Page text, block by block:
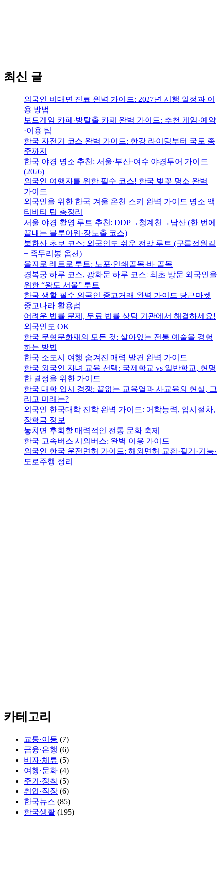
최신 글
외국인 비대면 진료 완벽 가이드: 2027년 시행 일정과 이
용 방법
보드게임 카페·방탈출 카페 완벽 가이드: 추천 게임·예약
·이용 팁
한국 자전거 코스 완벽 가이드: 한강 라이딩부터 국토 종
주까지
한국 야경 명소 추천: 서울·부산·여수 야경투어 가이드
(2026)
외국인 여행자를 위한 필수 코스! 한국 벚꽃 명소 완벽
가이드
외국인을 위한 한국 겨울 온천 스키 완벽 가이드 명소 액
티비티 팁 총정리
서울 야경 촬영 루트 추천: DDP→청계천→남산 (한 번에
끝내는 블루아워·장노출 코스)
북한산 초보 코스: 외국인도 쉬운 전망 루트 (구름정원길
+ 족두리봉 옵션)
을지로 레트로 루트: 노포·인쇄골목·바 골목
경복궁 하루 코스, 광화문 하루 코스: 최초 방문 외국인을
위한 “왕도 서울” 루트
한국 생활 필수 외국인 중고거래 완벽 가이드 당근마켓
중고나라 활용법
어려운 법률 문제, 무료 법률 상담 기관에서 해결하세요!
외국인도 OK
한국 무형문화재의 모든 것: 살아있는 전통 예술을 경험
하는 방법
한국 소도시 여행 숨겨진 매력 발견 완벽 가이드
한국 외국인 자녀 교육 선택: 국제학교 vs 일반학교, 현명
한 결정을 위한 가이드
한국 대학 입시 경쟁: 끝없는 교육열과 사교육의 현실, 그
리고 미래는?
외국인 한국대학 진학 완벽 가이드: 어학능력, 입시절차,
장학금 정보
놓치면 후회할 매력적인 전통 문화 축제
한국 고속버스 시외버스: 완벽 이용 가이드
외국인 한국 운전면허 가이드: 해외면허 교환·필기·기능·
도로주행 정리
카테고리
교통·이동 (7)
금융·은행 (6)
비자·체류 (5)
여행·문화 (4)
주거·정착 (5)
취업·직장 (6)
한국뉴스 (85)
한국생활 (195)